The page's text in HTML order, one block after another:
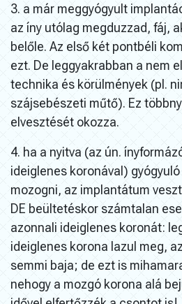
3. a már meggyógyult
az íny utólag megduzzad, fáj,
belőle. Az első két pontbéli
ezt. De leggyakrabban a nem
technika és körülmények (pl.
szájsebészeti műtő). Ez
elvesztését okozza.
4. ha a nyitva (az ún.
ideiglenes koronával)
mozogni, az implantátum
DE beültetéskor számtalan
azonnali ideiglenes koronát:
ideiglenes korona lazul meg,
semmi baja; de ezt is
nehogy a mozgó korona alá